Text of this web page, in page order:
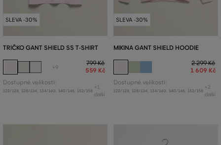
SLEVA -30%
TRIČKO GANT SHIELD SS T-SHIRT
+9
799 Kč
559 Kč
Dostupné velikosti:
122/128 128/134 134/140 140/146 152/158
+1
další
SLEVA -30%
MIKINA GANT SHIELD HOODIE
2 299 Kč
1 609 Kč
Dostupné velikosti:
122/128 128/134 134/140 140/146 152/158
+2
další